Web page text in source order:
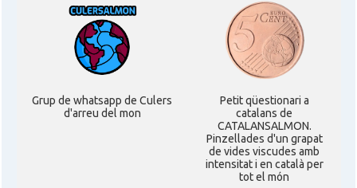
Grup de whatsapp de Culers
d'arreu del mon
Petit qüestionari a
catalans de
CATALANSALMON.
Pinzellades d'un grapat
de vides viscudes amb
intensitat i en català per
tot el món